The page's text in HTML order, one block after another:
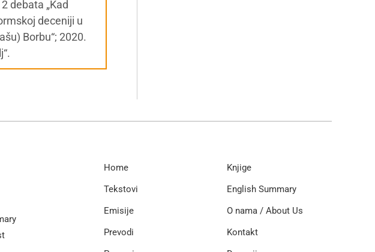
debata „Kad
deceniji u
Borbu“; 2020.
Home
Tekstovi
Emisije
Prevodi
Knjige
English Summary
O nama / About Us
Kontakt